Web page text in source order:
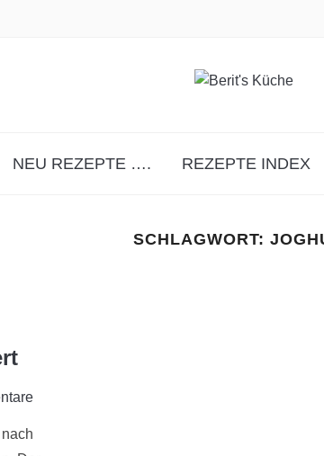
NEU REZEPTE …. REZEPTE INDEX
SCHLAGWORT: